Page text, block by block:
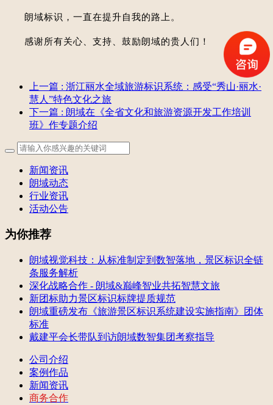
朗域标识 ，一直在提升自我的路上。
感谢所有关心、支持、鼓励朗域的贵人们！
上一篇 : 浙江丽水全域旅游标识系统：感受“秀山·丽水·
慧人”特色文化之旅
下一篇 : 朗域在《全省文化和旅游资源开发工作培训
班》作专题介绍
新闻资讯
朗域动态
行业资讯
活动公告
为你推荐
朗域视觉科技：从标准制定到数智落地，景区标识全链
条服务解析
深化战略合作 - 朗域&巅峰智业共拓智慧文旅
新团标助力景区标识标牌提质规范
朗域重磅发布《旅游景区标识系统建设实施指南》团体
标准
戴建平会长带队到访朗域数智集团考察指导
公司介绍
案例作品
新闻资讯
商务合作